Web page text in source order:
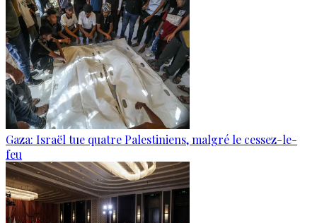
Gaza: Israël tue quatre Palestiniens, malgré le cessez-le-
feu